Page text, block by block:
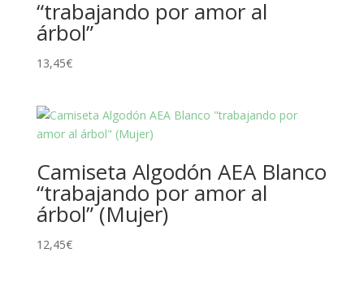
“trabajando por amor al
árbol”
13,45€
Camiseta Algodón AEA Blanco
“trabajando por amor al
árbol” (Mujer)
12,45€